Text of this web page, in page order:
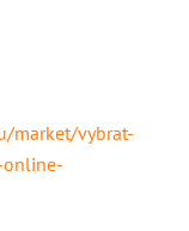
market/vybrat-